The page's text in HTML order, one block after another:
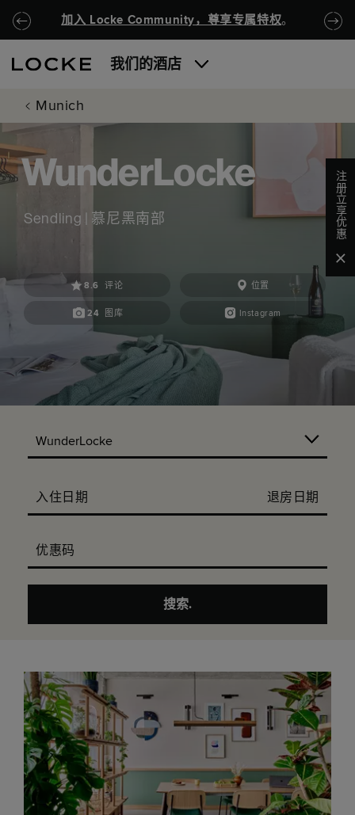
跳至主要内容
Locke.Header.SkipToNav
加入 Locke Community，尊享专属特权。
我们的酒店
Munich
WunderLocke
Sendling | 慕尼黑南部
8.6 评论 位置
24 图库 Instagram
入住日期 退房日期
优惠码
搜索.
注册立享优惠